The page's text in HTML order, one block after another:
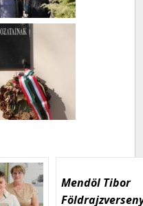
Mendöl Tibor